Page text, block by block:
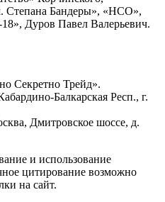
Степана Бандеры», «НСО»,
Дуров Павел Валерьевич.
Секретно Трейд».
Балкарская Респ., г.
Дмитровское шоссе, д.
и использование
цитирование возможно
на сайт.